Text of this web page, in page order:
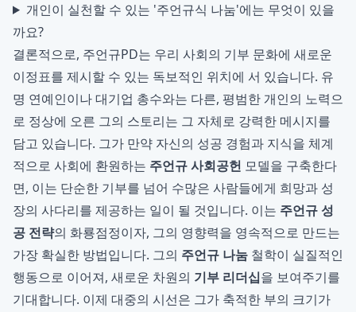
개인이 실천할 수 있는 '주언규식 나눔'에는 무엇이 있을
까요?
결론적으로, 주언규PD는 우리 사회의 기부 문화에 새로운
이정표를 제시할 수 있는 독보적인 위치에 서 있습니다. 유
명 연예인이나 대기업 총수와는 다른, 평범한 개인의 노력으
로 정상에 오른 그의 스토리는 그 자체로 강력한 메시지를
담고 있습니다. 그가 만약 자신의 성공 경험과 지식을 체계
적으로 사회에 환원하는 주언규 사회공헌 모델을 구축한다
면, 이는 단순한 기부를 넘어 수많은 사람들에게 희망과 성
장의 사다리를 제공하는 일이 될 것입니다. 이는 주언규 성
공 전략의 화룡점정이자, 그의 영향력을 영속적으로 만드는
가장 확실한 방법입니다. 그의 주언규 나눔 철학이 실질적인
행동으로 이어져, 새로운 차원의 기부 리더십을 보여주기를
기대합니다. 이제 대중의 시선은 그가 축적한 부의 크기가